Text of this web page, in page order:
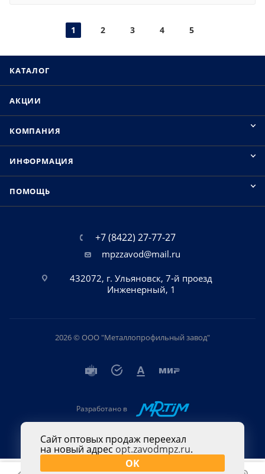
1 2 3 4 5
КАТАЛОГ
АКЦИИ
КОМПАНИЯ
ИНФОРМАЦИЯ
ПОМОЩЬ
+7 (8422) 27-77-27
mpzzavod@mail.ru
432072, г. Ульяновск, 7-й проезд
Инженерный, 1
2026 © ООО "Металлопрофильный завод"
Разработано в
Сайт оптовых продаж переехал
на новый адрес opt.zavodmpz.ru.
OK